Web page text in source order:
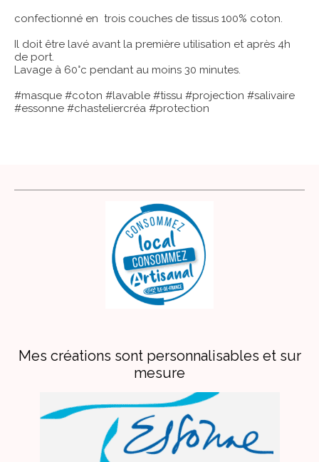
confectionné en trois couches de tissus 100% coton.
Il doit être lavé avant la première utilisation et après 4h
de port.
Lavage à 60°c pendant au moins 30 minutes.
#masque #coton #lavable #tissu #projection #salivaire
#essonne #chasteliercréa #protection
Mes créations sont personnalisables et sur
mesure